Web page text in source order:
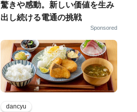
驚きや感動。新しい価値を生み
出し続ける電通の挑戦
Sponsored
dancyu